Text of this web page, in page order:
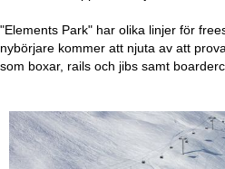
"Elements Park" har olika linjer för
nybörjare kommer att njuta av att
som boxar, rails och jibs samt